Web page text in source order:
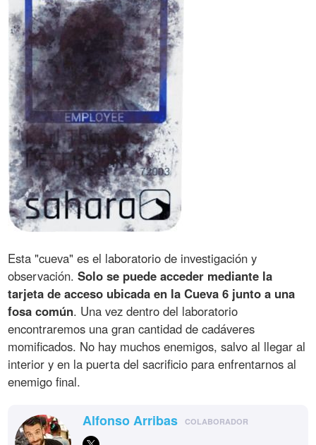
Esta "cueva" es el laboratorio de investigación y
observación.Solo se puede acceder mediante la
tarjeta de acceso ubicada en la Cueva 6 junto a una
fosa común. Una vez dentro del laboratorio
encontraremos una gran cantidad de cadáveres
momificados. No hay muchos enemigos, salvo al llegar al
interior y en la puerta del sacrificio para enfrentarnos al
enemigo final.
Alfonso Arribas COLABORADOR